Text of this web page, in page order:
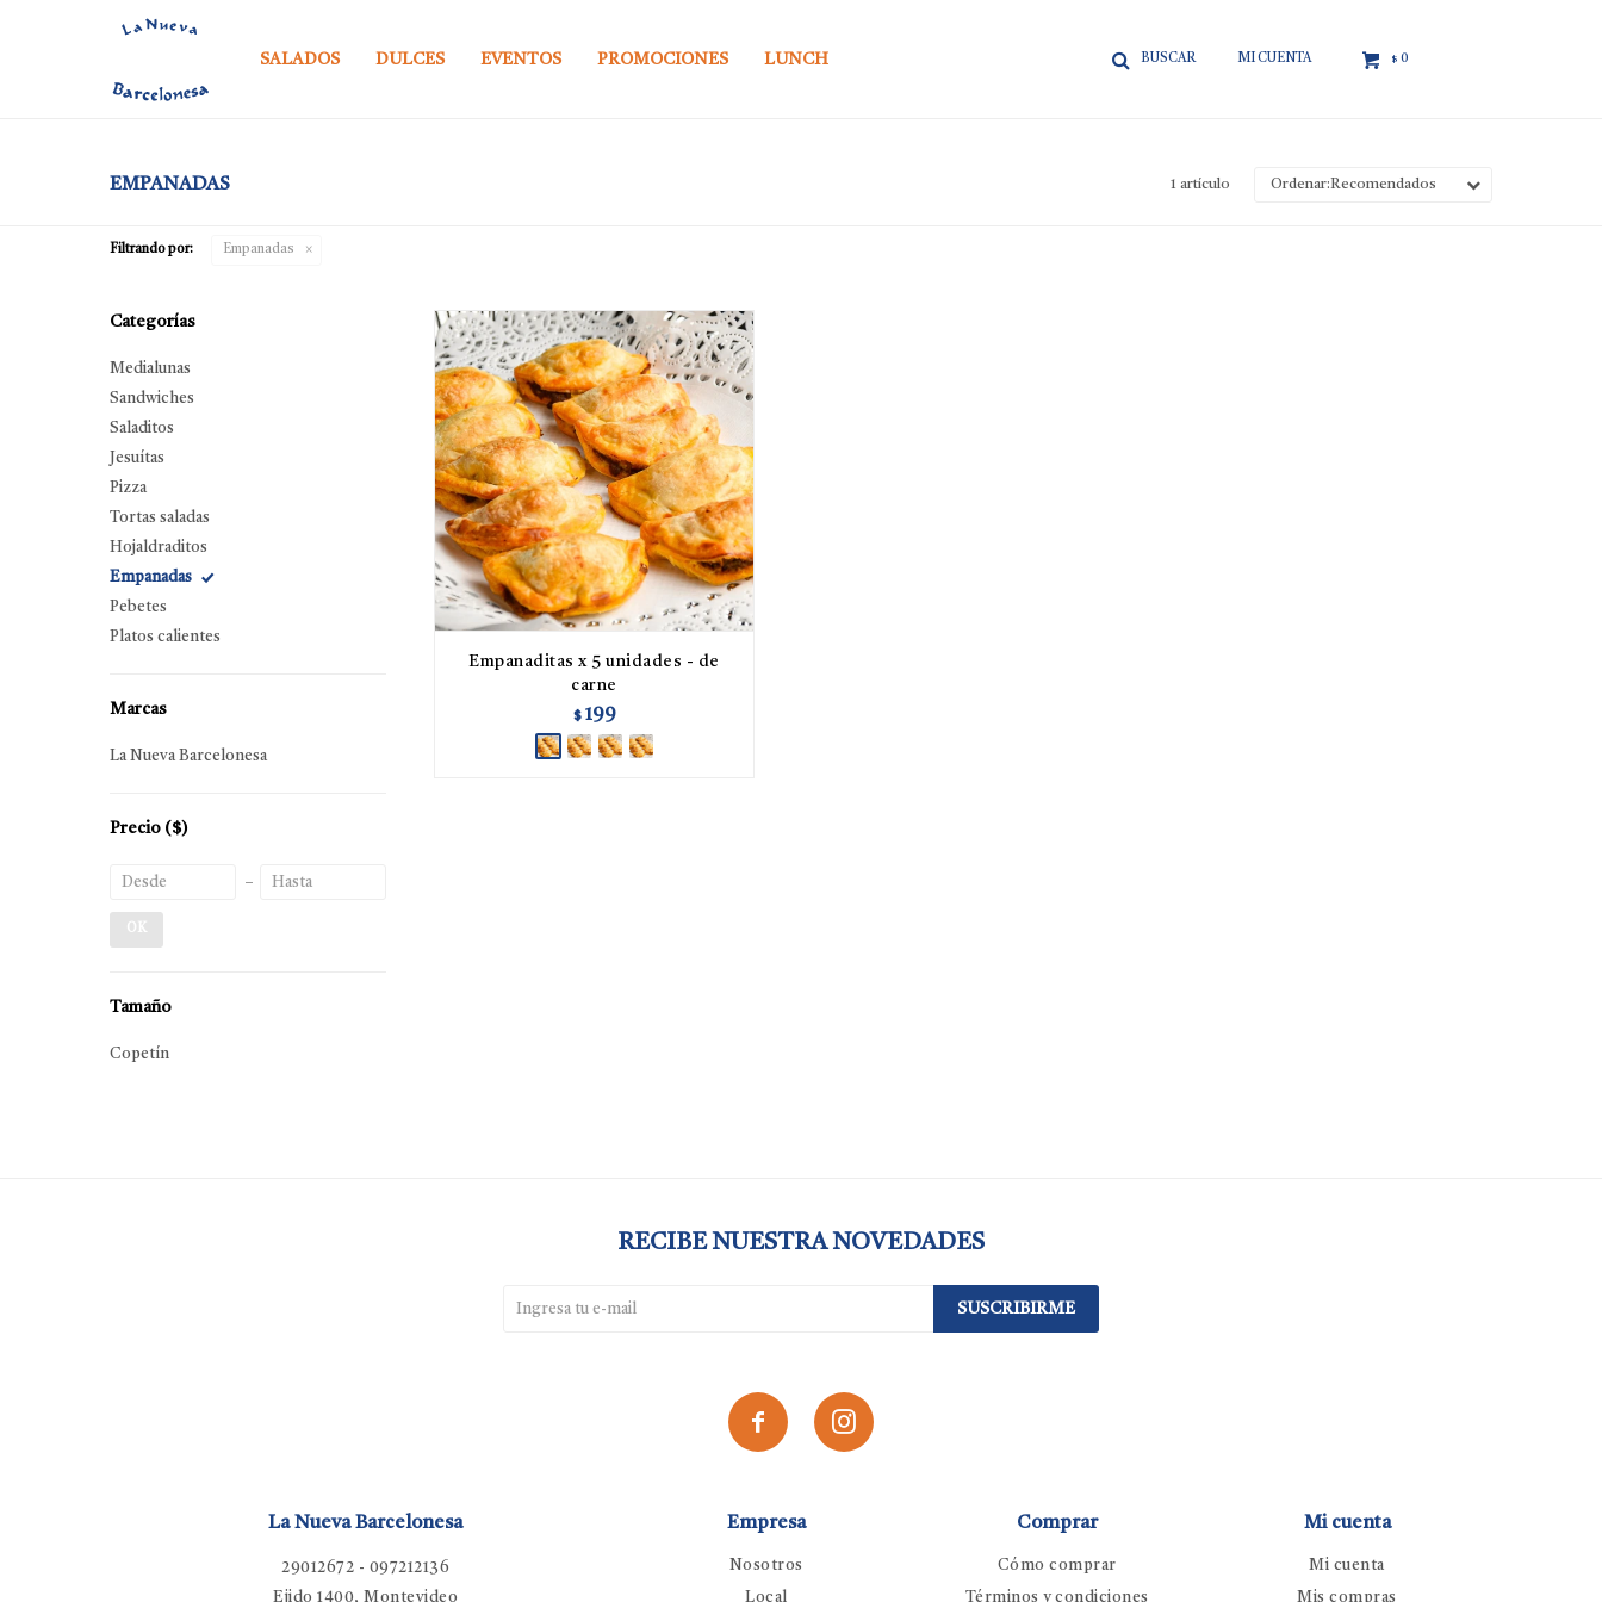
SALADOS DULCES EVENTOS PROMOCIONES LUNCH $ 0
EMPANADAS 1 artículo Recomendados
Filtrando por: Empanadas
Empanaditas x 5 unidades - de
carne
$ 199
Categorías
Medialunas
Sandwiches
Saladitos
Jesuítas
Pizza
Tortas saladas
Hojaldraditos
Empanadas
Pebetes
Platos calientes
Marcas
La Nueva Barcelonesa
Precio ($)
OK
Tamaño
Copetín
La Nueva Barcelonesa
29012672 - 097212136
Ejido 1400, Montevideo
Empresa
Nosotros
Local
Comprar
Cómo comprar
Términos y condiciones
Mi cuenta
Mi cuenta
Mis compras
RECIBE NUESTRA NOVEDADES
SUSCRIBIRME
 